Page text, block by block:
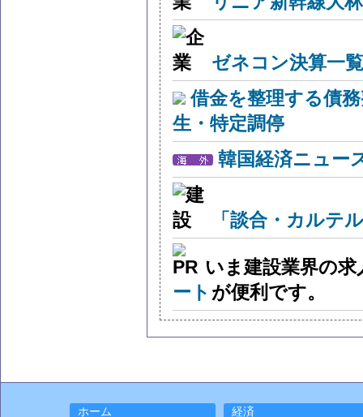
ゼネコン決算一
借金を整理する債
生・特定調停
韓国経済ニュー
「談合・カルテ
いま建設業界の
ート が便利です。
ホーム 経済